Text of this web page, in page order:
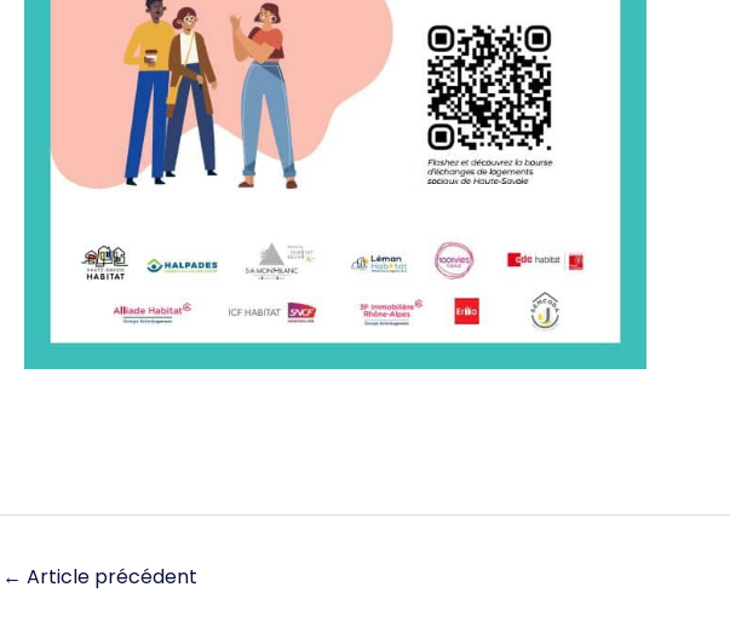
← Article précédent